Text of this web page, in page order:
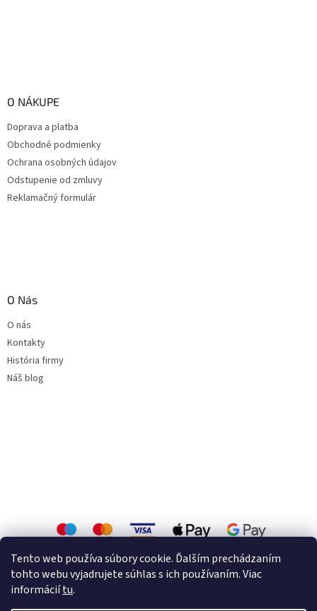
Tento web používa súbory cookie. Ďalším prechádzaním
tohto webu vyjadrujete súhlas s ich používaním. Viac
informáciítu.
O NÁKUPE
Doprava a platba
Obchodné podmienky
Ochrana osobných údajov
Odstupenie od zmluvy
Reklamačný formulár
O Nás
O nás
Kontakty
História firmy
Náš blog